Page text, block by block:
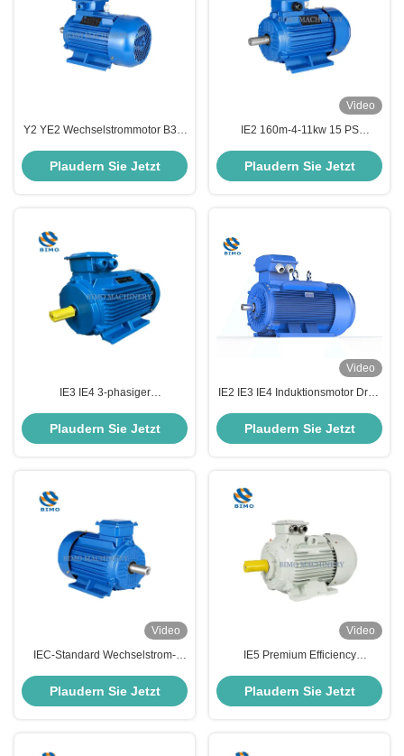
Y2 YE2 Wechselstrommotor B3 2
Asynchrone Induktionsmotor
Plaudern Sie Jetzt
Video
IE2 160m-4-11kw 15 PS
60Hz IP55 Elektromotor der
Plaudern Sie Jetzt
IE3 IE4 3-phasiger
60Hz
Hochgeschwindigkeitsasynchroner
Plaudern Sie Jetzt
Video
IE2 IE3 IE4 Induktionsmotor Drei-
Premium Effizienzmotoren
Plaudern Sie Jetzt
Video
IEC-Standard Wechselstrom-
Gusseisen-Drei-Phasen-
Induktionsmotor Elektromotor
Plaudern Sie Jetzt
Video
IE5 Premium Efficiency
Pole AC Asynchrone
Elektromotoren
Plaudern Sie Jetzt